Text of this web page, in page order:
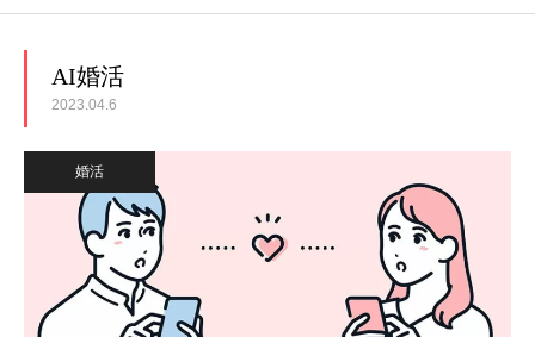
AI婚活
2023.04.6
婚活